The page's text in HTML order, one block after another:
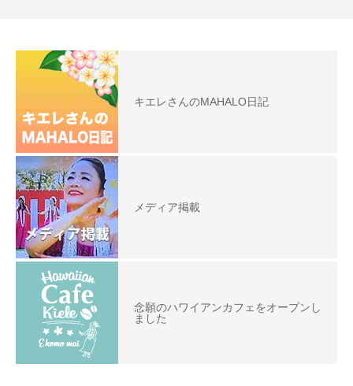
キエレさんのMAHALO日記
メディア掲載
念願のハワイアンカフェをオープンし
ました